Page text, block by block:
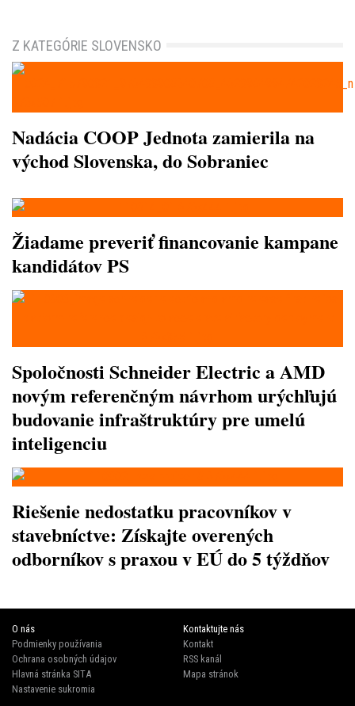
Z KATEGÓRIE SLOVENSKO
Nadácia COOP Jednota zamierila na
východ Slovenska, do Sobraniec
Žiadame preveriť financovanie kampane
kandidátov PS
Spoločnosti Schneider Electric a AMD
novým referenčným návrhom urýchľujú
budovanie infraštruktúry pre umelú
inteligenciu
Riešenie nedostatku pracovníkov v
stavebníctve: Získajte overených
odborníkov s praxou v EÚ do 5 týždňov
O nás
Podmienky používania
Ochrana osobných údajov
Hlavná stránka SITA
Nastavenie sukromia
Kontaktujte nás
Kontakt
RSS kanál
Mapa stránok